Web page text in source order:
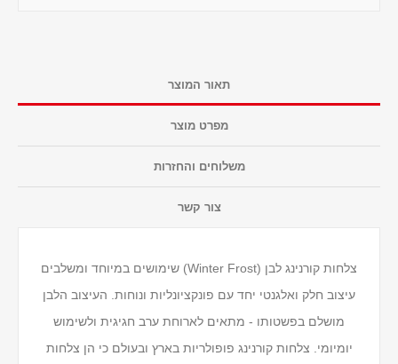
תאור המוצר
מפרט מוצר
משלוחים והחזרות
צור קשר
צלחות קורנינג לבן (Winter Frost) שימושים במיוחד ומשלבים
עיצוב חלק ואלגנטי יחד עם פונקציונליות ונוחות. העיצוב הלבן
מושלם בפשטותו - מתאים לארוחת ערב חגיגית ולשימוש
יומיומי. צלחות קורנינג פופולריות בארץ ובעולם כי הן צלחות